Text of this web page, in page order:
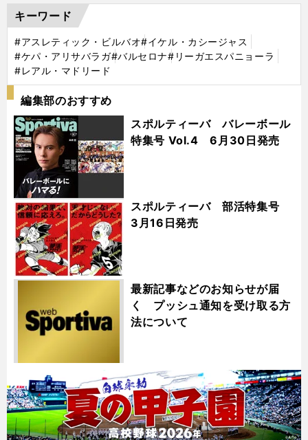
キーワード
#アスレティック・ビルバオ#イケル・カシージャス
#ケパ・アリサバラガ#バルセロナ#リーガエスパニョーラ
#レアル・マドリード
編集部のおすすめ
スポルティーバ バレーボール
特集号 Vol.4 6月30日発売
スポルティーバ 部活特集号
3月16日発売
最新記事などのお知らせが届
く プッシュ通知を受け取る方
法について